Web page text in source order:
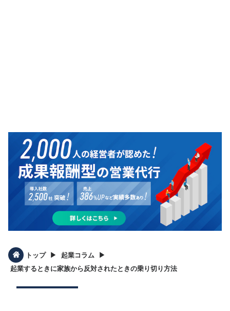
トップ ▶︎ 起業コラム ▶︎
起業するときに家族から反対されたときの乗り切り方法